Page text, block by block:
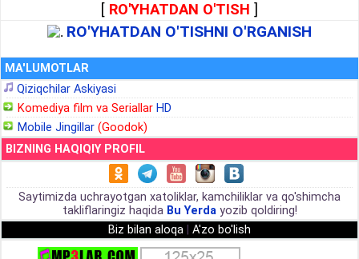
[ RO'YHATDAN O'TISH ]
RO'YHATDAN O'TISHNI O'RGANISH
MA'LUMOTLAR
Qiziqchilar Askiyasi
Komediya film va Seriallar HD
Mobile Jingillar (Goodok)
BIZNING HAQIQIY PROFIL
Saytimizda uchrayotgan xatoliklar, kamchiliklar va qo'shimcha
takliflaringiz haqida Bu Yerdayozib qoldiring!
Biz bilan aloqa
A'zo bo'lish